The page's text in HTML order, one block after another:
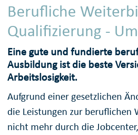
Berufliche
Qualifizierung -
Eine gute und fundierte
Ausbildung ist die beste
Arbeitslosigkeit.
Aufgrund einer gesetzlichen
die Leistungen zur beruflichen
nicht mehr durch die